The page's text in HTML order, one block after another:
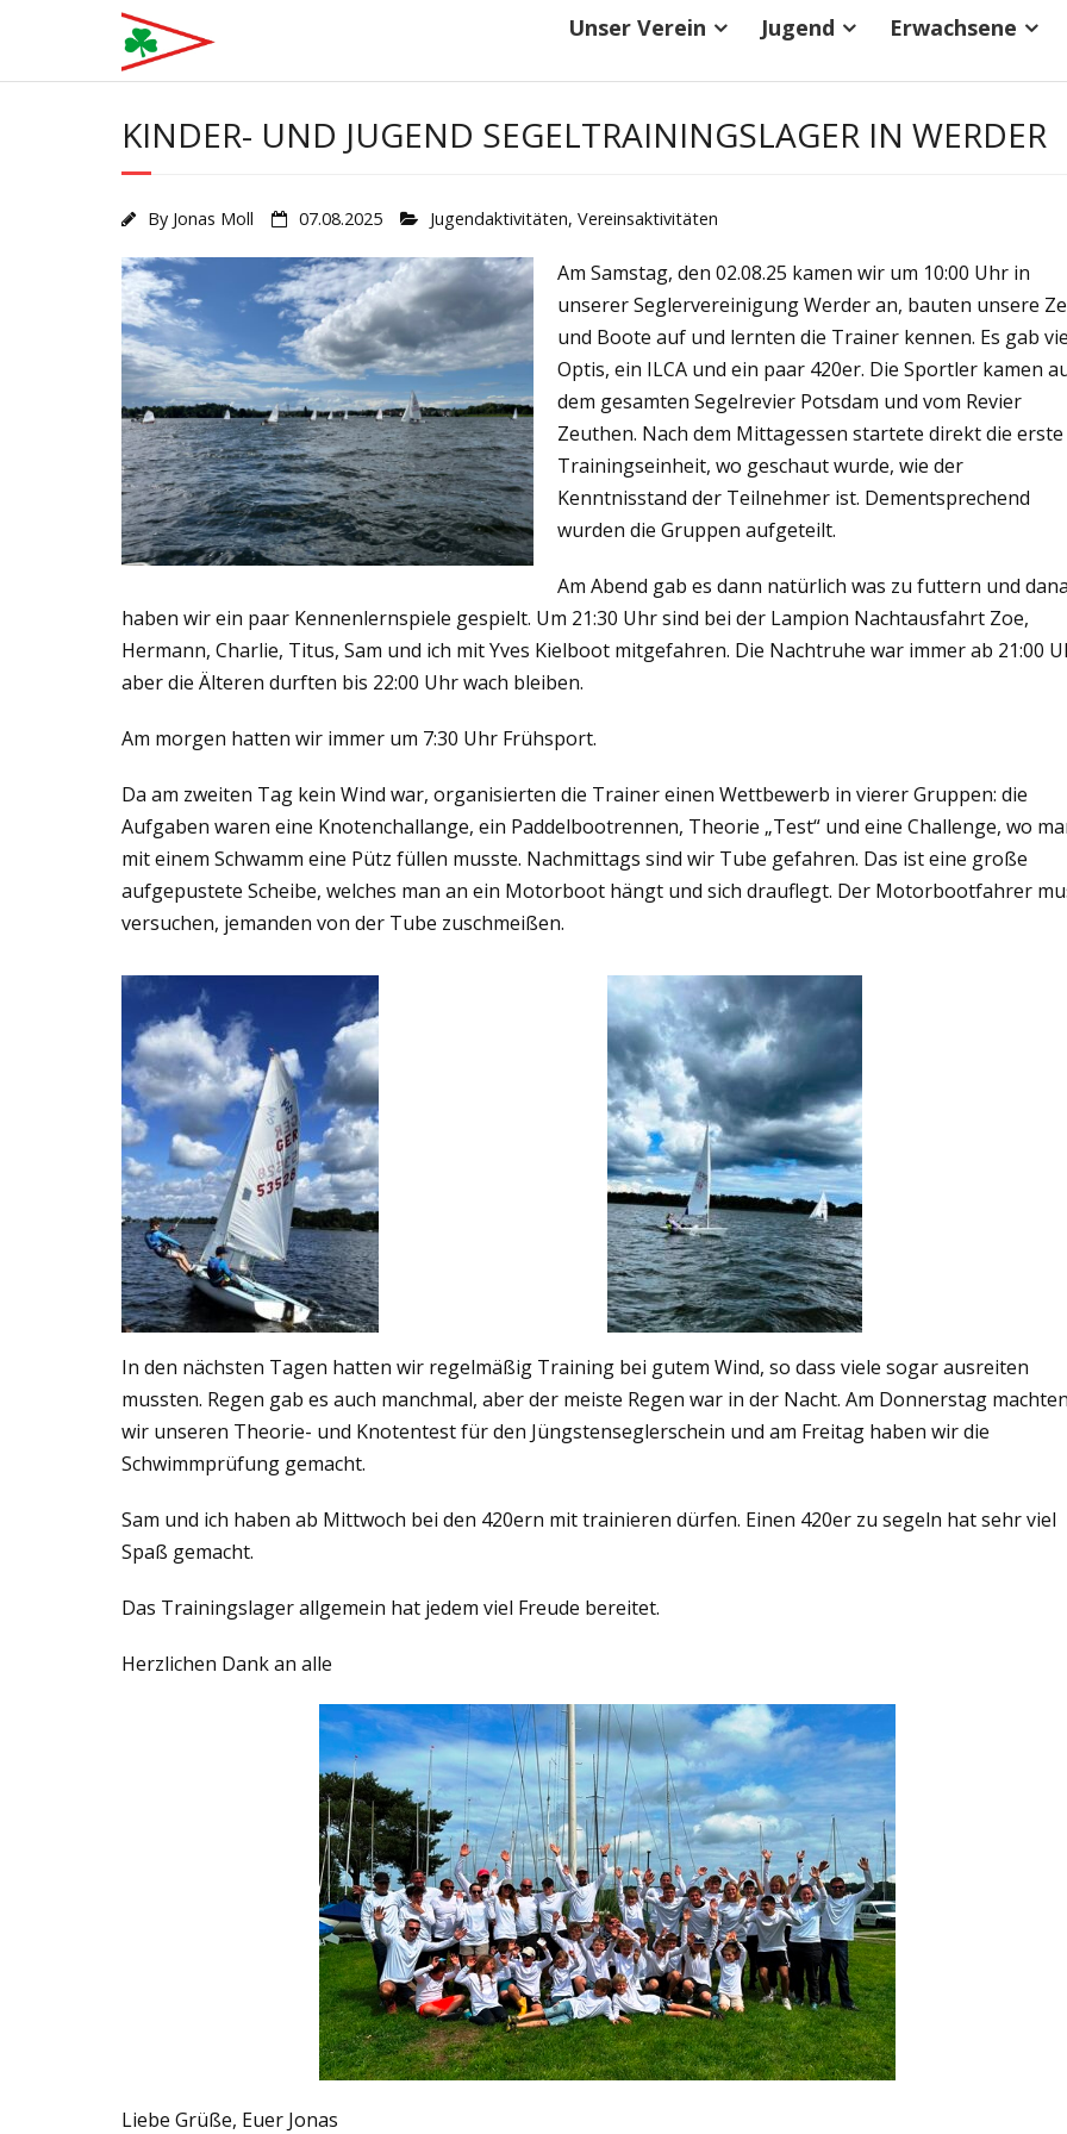
content
Unser Verein Jugend Erwachsene
KINDER- UND JUGEND SEGELTRAININGSLAGER IN WERDER
By Jonas Moll 07.08.2025 Jugendaktivitäten, Vereinsaktivitäten
Am Samstag, den 02.08.25 kamen wir um 10:00 Uhr in
unserer Seglervereinigung Werder an, bauten unsere
und Boote auf und lernten die Trainer kennen. Es gab
Optis, ein ILCA und ein paar 420er. Die Sportler kamen
dem gesamten Segelrevier Potsdam und vom Revier
Zeuthen. Nach dem Mittagessen startete direkt die erste
Trainingseinheit, wo geschaut wurde, wie der
Kenntnisstand der Teilnehmer ist. Dementsprechend
wurden die Gruppen aufgeteilt.
Am Abend gab es dann natürlich was zu futtern und
haben wir ein paar Kennenlernspiele gespielt. Um 21:30 Uhr sind bei der Lampion Nachtausfahrt Zoe,
Hermann, Charlie, Titus, Sam und ich mit Yves Kielboot mitgefahren. Die Nachtruhe war immer ab 21:00
aber die Älteren durften bis 22:00 Uhr wach bleiben.
Am morgen hatten wir immer um 7:30 Uhr Frühsport.
Da am zweiten Tag kein Wind war, organisierten die Trainer einen Wettbewerb in vierer Gruppen: die
Aufgaben waren eine Knotenchallange, ein Paddelbootrennen, Theorie „Test“ und eine Challenge, wo
mit einem Schwamm eine Pütz füllen musste. Nachmittags sind wir Tube gefahren. Das ist eine große
aufgepustete Scheibe, welches man an ein Motorboot hängt und sich drauflegt. Der Motorbootfahrer
versuchen, jemanden von der Tube zuschmeißen.
In den nächsten Tagen hatten wir regelmäßig Training bei gutem Wind, so dass viele sogar ausreiten
mussten. Regen gab es auch manchmal, aber der meiste Regen war in der Nacht. Am Donnerstag
wir unseren Theorie- und Knotentest für den Jüngstenseglerschein und am Freitag haben wir die
Schwimmprüfung gemacht.
Sam und ich haben ab Mittwoch bei den 420ern mit trainieren dürfen. Einen 420er zu segeln hat sehr viel
Spaß gemacht.
Das Trainingslager allgemein hat jedem viel Freude bereitet.
Herzlichen Dank an alle
Liebe Grüße, Euer Jonas